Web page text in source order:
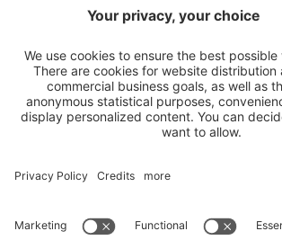
SEMPRE DISPONIBILE
0471 506798
WHATSAPP
+39 376 2951129
HAI LA
IVA?
Per
prezzi
ulteriori